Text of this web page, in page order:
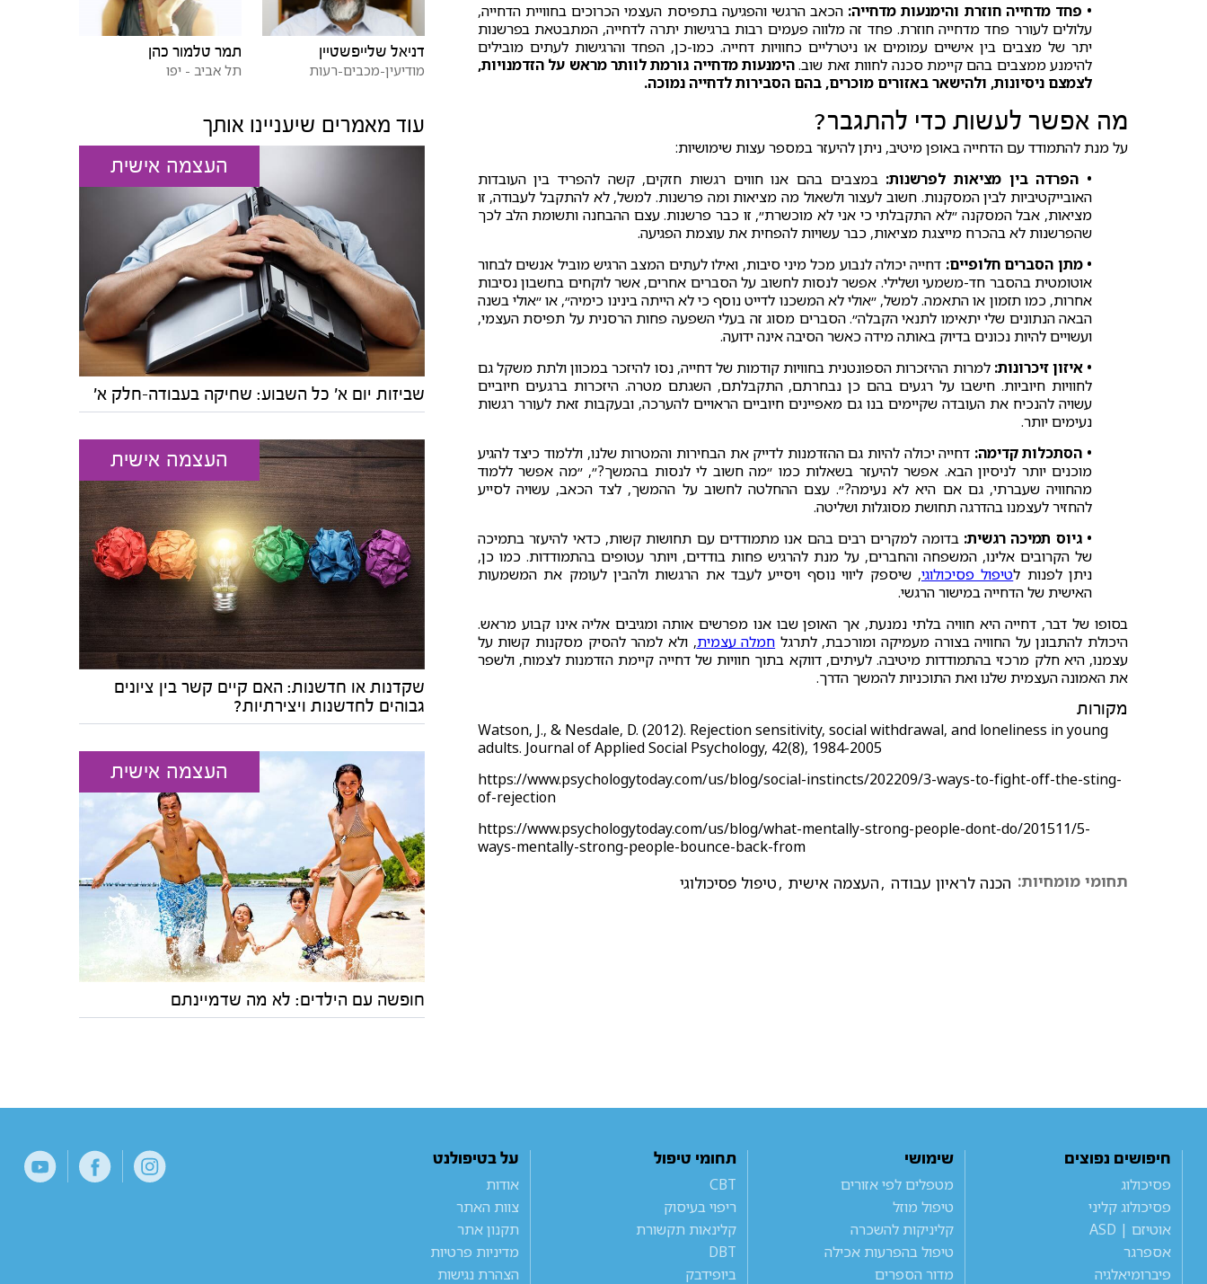
• פחד מדחייה חוזרת והימנעות מדחייה: הכאב הרגשי והפגיעה בתפיסת העצמי הכרוכים בחוויית הדחייה,
עלולים לעורר פחד מדחייה חוזרת. פחד זה מלווה פעמים רבות ברגישות יתרה לדחייה, המתבטאת בפרשנות
יתר של מצבים בין אישיים עמומים או ניטרליים כחוויות דחייה. כמו-כן, הפחד והרגישות לעתים מובילים
להימנע ממצבים בהם קיימת סכנה לחוות זאת שוב.הימנעות מדחייה גורמת לוותר מראש על הזדמנויות,
לצמצם ניסיונות, ולהישאר באזורים מוכרים, בהם הסבירות לדחייה נמוכה.
מה אפשר לעשות כדי להתגבר?
על מנת להתמודד עם הדחייה באופן מיטיב, ניתן להיעזר במספר עצות שימושיות:
• הפרדה בין מציאות לפרשנות: במצבים בהם אנו חווים רגשות חזקים, קשה להפריד בין העובדות
האובייקטיביות לבין המסקנות. חשוב לעצור ולשאול מה מציאות ומה פרשנות. למשל, לא להתקבל לעבודה, זו
מציאות, אבל המסקנה ״לא התקבלתי כי אני לא מוכשרת״, זו כבר פרשנות. עצם ההבחנה ותשומת הלב לכך
שהפרשנות לא בהכרח מייצגת מציאות, כבר עשויות להפחית את עוצמת הפגיעה.
• מתן הסברים חלופיים: דחייה יכולה לנבוע מכל מיני סיבות, ואילו לעתים המצב הרגיש מוביל אנשים לבחור
אוטומטית בהסבר חד-משמעי ושלילי. אפשר לנסות לחשוב על הסברים אחרים, אשר לוקחים בחשבון נסיבות
אחרות, כמו תזמון או התאמה. למשל, ״אולי לא המשכנו לדייט נוסף כי לא הייתה בינינו כימיה״, או ״אולי בשנה
הבאה הנתונים שלי יתאימו לתנאי הקבלה״. הסברים מסוג זה בעלי השפעה פחות הרסנית על תפיסת העצמי,
ועשויים להיות נכונים בדיוק באותה מידה כאשר הסיבה אינה ידועה.
• איזון זיכרונות: למרות ההיזכרות הספונטנית בחוויות קודמות של דחייה, נסו להיזכר במכוון ולתת משקל גם
לחוויות חיוביות. חישבו על רגעים בהם כן נבחרתם, התקבלתם, השגתם מטרה. היזכרות ברגעים חיוביים
עשויה להנכיח את העובדה שקיימים בנו גם מאפיינים חיוביים הראויים להערכה, ובעקבות זאת לעורר רגשות
נעימים יותר.
• הסתכלות קדימה: דחייה יכולה להיות גם ההזדמנות לדייק את הבחירות והמטרות שלנו, וללמוד כיצד להגיע
מוכנים יותר לניסיון הבא. אפשר להיעזר בשאלות כמו ״מה חשוב לי לנסות בהמשך?״, ״מה אפשר ללמוד
מהחוויה שעברתי, גם אם היא לא נעימה?״. עצם ההחלטה לחשוב על ההמשך, לצד הכאב, עשויה לסייע
להחזיר לעצמנו בהדרגה תחושת מסוגלות ושליטה.
• גיוס תמיכה רגשית: בדומה למקרים רבים בהם אנו מתמודדים עם תחושות קשות, כדאי להיעזר בתמיכה
של הקרובים אלינו, המשפחה והחברים, על מנת להרגיש פחות בודדים, ויותר עטופים בהתמודדות. כמו כן,
ניתן לפנות לטיפול פסיכולוגי, שיספק ליווי נוסף ויסייע לעבד את הרגשות ולהבין לעומק את המשמעות
האישית של הדחייה במישור הרגשי.
בסופו של דבר, דחייה היא חוויה בלתי נמנעת, אך האופן שבו אנו מפרשים אותה ומגיבים אליה אינו קבוע מראש.
היכולת להתבונן על החוויה בצורה מעמיקה ומורכבת, לתרגל חמלה עצמית, ולא למהר להסיק מסקנות קשות על
עצמנו, היא חלק מרכזי בהתמודדות מיטיבה. לעיתים, דווקא בתוך חוויות של דחייה קיימת הזדמנות לצמוח, ולשפר
את האמונה העצמית שלנו ואת התוכניות להמשך הדרך.
מקורות
Watson, J., & Nesdale, D. (2012). Rejection sensitivity, social withdrawal, and loneliness in young
adults. Journal of Applied Social Psychology, 42(8), 1984-2005‏
https://www.psychologytoday.com/us/blog/social-instincts/202209/3-ways-to-fight-off-the-sting-
of-rejection
https://www.psychologytoday.com/us/blog/what-mentally-strong-people-dont-do/201511/5-
ways-mentally-strong-people-bounce-back-from
תחומי מומחיות: הכנה לראיון עבודה ,העצמה אישית ,טיפול פסיכולוגי
דניאל שלייפשטיין
מודיעין-מכבים-רעות
תמר טלמור כהן
תל אביב - יפו
עוד מאמרים שיעניינו אותך
העצמה אישית
שביזות יום א' כל השבוע: שחיקה בעבודה-חלק א'
העצמה אישית
שקדנות או חדשנות: האם קיים קשר בין ציונים
גבוהים לחדשנות ויצירתיות?
העצמה אישית
חופשה עם הילדים: לא מה שדמיינתם
חיפושים נפוצים
פסיכולוג
פסיכולוג קליני
אוטיזם | ASD
אספרגר
פיברומיאלגיה
שימושי
מטפלים לפי אזורים
טיפול מוזל
קליניקות להשכרה
טיפול בהפרעות אכילה
מדור הספרים
תחומי טיפול
CBT
ריפוי בעיסוק
קלינאות תקשורת
DBT
ביופידבק
על בטיפולנט
אודות
צוות האתר
תקנון אתר
מדיניות פרטיות
הצהרת נגישות